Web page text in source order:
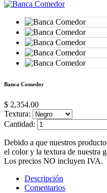
Banca Comedor
$ 2,354.00
Textura:
Cantidad:
Debido a que nuestros
el color y la textura de nuestra
Los precios NO incluyen IVA.
Descripción
Comentarios